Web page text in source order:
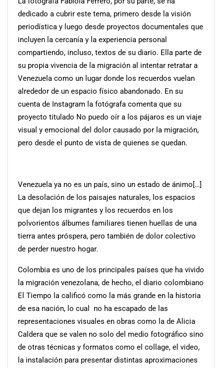
dedicado a cubrir este tema, primero desde la visión
periodística y luego desde proyectos documentales que
incluyen la cercanía y la experiencia personal
compartiendo, incluso, textos de su diario. Ella parte de
su propia vivencia de la migración al intentar retratar a
Venezuela como un lugar donde los recuerdos vuelan
alrededor de un espacio físico abandonado. En su
cuenta de Instagram la fotógrafa comenta que su
proyecto titulado No puedo oír a los pájaros es un viaje
visual y emocional del dolor causado por la migración,
pero desde el punto de vista de quienes se quedan.
Venezuela ya no es un país, sino un estado de ánimo[…]
La desolación de los paisajes naturales, los espacios
que dejan los migrantes y los recuerdos en los
polvorientos álbumes familiares tienen huellas de una
tierra antes próspera, pero también de dolor colectivo
de perder nuestro hogar.
Colombia es uno de los principales países que ha vivido
la migración venezolana, de hecho, el diario colombiano
El Tiempo la calificó como la más grande en la historia
de esa nación, lo cual no ha escapado de las
representaciones visuales en obras como la de Alicia
Caldera que se valen no solo del medio fotográfico sino
de otras técnicas y formatos como el collage, el video,
la instalación para presentar distintas aproximaciones